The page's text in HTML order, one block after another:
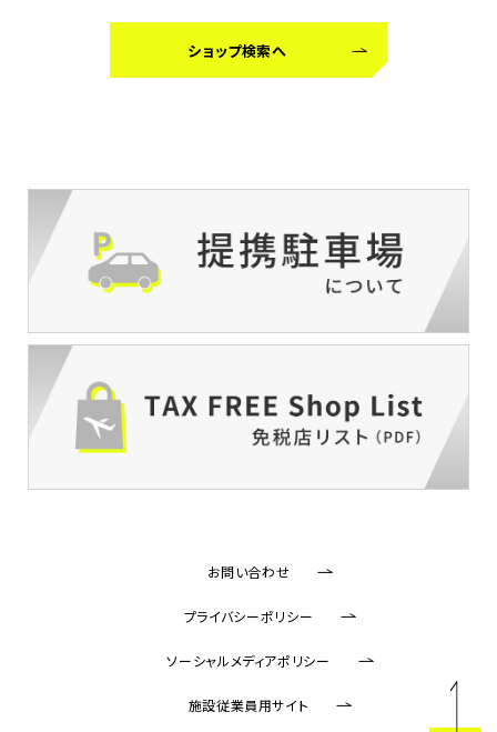
ショップ検索へ
お問い合わせ
プライバシーポリシー
ソーシャルメディアポリシー
施設従業員用サイト